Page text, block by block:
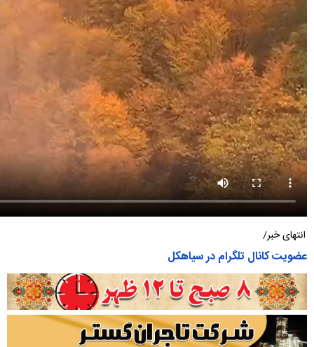
انتهای خبر/
عضویت کانال تلگرام در سیاهکل